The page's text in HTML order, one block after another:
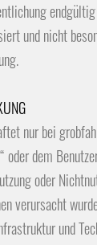
und nicht
nur bei
oder dem
oder
verursacht
und